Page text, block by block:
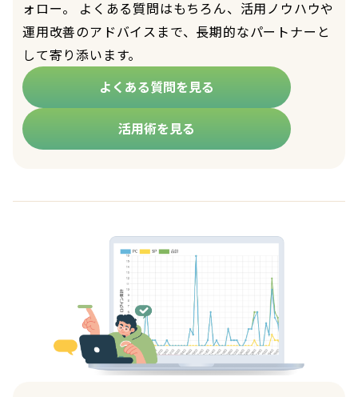
ォロー。 よくある質問はもちろん、活用ノウハウや
運用改善のアドバイスまで、長期的なパートナーと
して寄り添います。
よくある質問を見る
活用術を見る